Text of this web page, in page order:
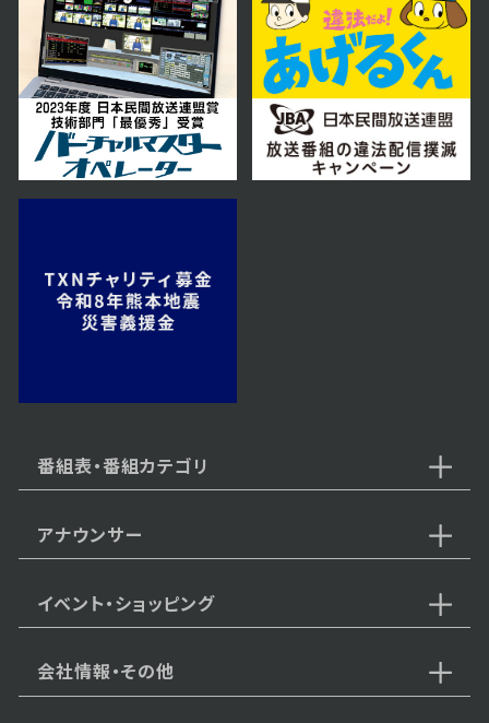
2024年 12月 14日 放送
2024年 11月 23日 放送
番組表・番組カテゴリ
アナウンサー
イベント・ショッピング
会社情報・その他